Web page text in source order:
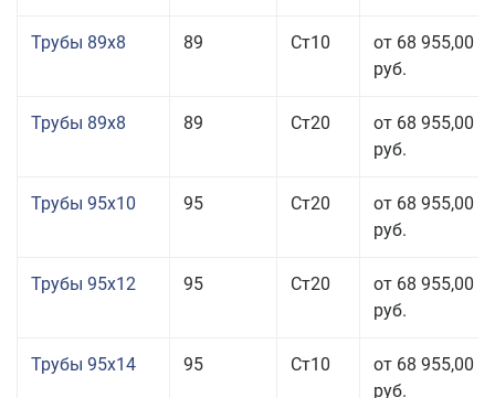
Трубы 89x8 89 Ст10
от 68 955,00
руб.
Трубы 89x8 89 Ст20
от 68 955,00
руб.
Трубы 95x10 95 Ст20
от 68 955,00
руб.
Трубы 95x12 95 Ст20
от 68 955,00
руб.
Трубы 95x14 95 Ст10
от 68 955,00
руб.